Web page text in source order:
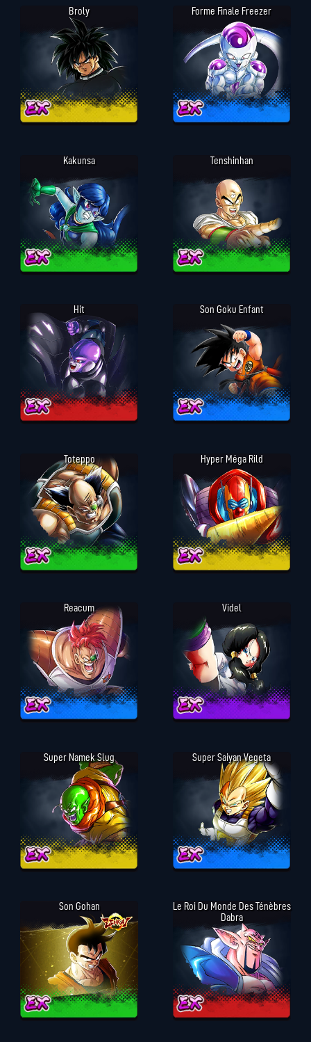
Broly Forme Finale Freezer
Kakunsa Tenshinhan
Hit Son Goku Enfant
Toteppo Hyper Méga Rild
Reacum Videl
Super Namek Slug Super Saiyan Vegeta
Son Gohan
Le Roi Du Monde Des Ténèbres
Dabra